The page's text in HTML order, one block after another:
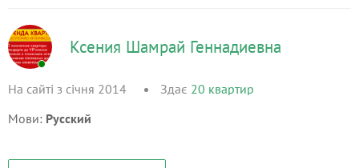
Ксения Шамрай Геннадиевна
На сайті з січня 2014 Здає 20 квартир
Мови: Русский